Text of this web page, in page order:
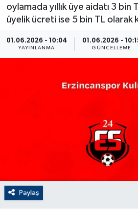
oylamada yıllık üye aidatı 3 bin
üyelik ücreti ise 5 bin TL olarak
01.06.2026 - 10:04
YAYINLANMA
01.06.2026 -
GÜNCELLEME
Paylaş
Canlı Maç
Dış Haberler
Finans